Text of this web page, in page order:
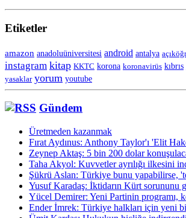
Etiketler
amazon anadoluüniversitesi android antalya
instagram kitap KKTC korona koronavirüs kıbrıs
yasaklar yorum youtube
Gündem
Üretmeden kazanmak
Fırat Aydınus: Anthony Taylor'ı 'Elit
Zeynep Aktaş: 5 bin 200 dolar
Taha Akyol: Kuvvetler ayrılığı ilkesini
Şükrü Aslan: Türkiye bunu yapabilirse,
Yusuf Karadaş: İktidarın Kürt sorununu
Yücel Demirer: Yeni Partinin programı,
Ender İmrek: Türkiye halkları için yeni